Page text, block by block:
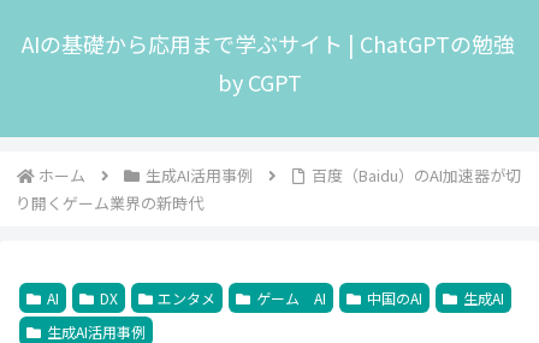
AIの基礎から応用まで学ぶサイト | ChatGPTの勉強
by CGPT
ホーム 生成AI活用事例
百度（Baidu）のAI加速器が切
り開くゲーム業界の新時代
AI DX エンタメ ゲーム AI 中国のAI
生成AI
生成AI活用事例